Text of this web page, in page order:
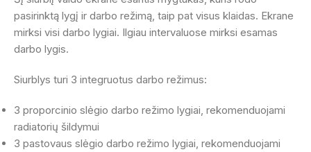
pasirinktą lygį ir darbo režimą, taip pat visus klaidas. Ekrane
mirksi visi darbo lygiai. Ilgiau intervaluose mirksi esamas
darbo lygis.
Siurblys turi 3 integruotus darbo režimus:
3 proporcinio slėgio darbo režimo lygiai, rekomenduojami
radiatorių šildymui
3 pastovaus slėgio darbo režimo lygiai, rekomenduojami